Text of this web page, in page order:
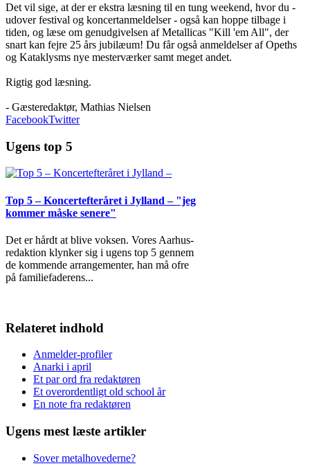
Det vil sige, at der er ekstra læsning til en tung weekend, hvor du -
udover festival og koncertanmeldelser - også kan hoppe tilbage i
tiden, og læse om genudgivelsen af Metallicas "Kill 'em All", der
snart kan fejre 25 års jubilæum! Du får også anmeldelser af Opeths
og Kataklysms nye mesterværker samt meget andet.
Rigtig god læsning.
- Gæsteredaktør, Mathias Nielsen
FacebookTwitter
Ugens top 5
Top 5 – Koncertefteråret i Jylland – "jeg
kommer måske senere"
Det er hårdt at blive voksen. Vores Aarhus-
redaktion klynker sig i ugens top 5 gennem
de kommende arrangementer, han må ofre
på familiefaderens...
Relateret indhold
Anmelder-profiler
Anarki i april
Et par ord fra redaktøren
Et overordentligt old school år
En note fra redaktøren
Ugens mest læste artikler
Sover metalhovederne?